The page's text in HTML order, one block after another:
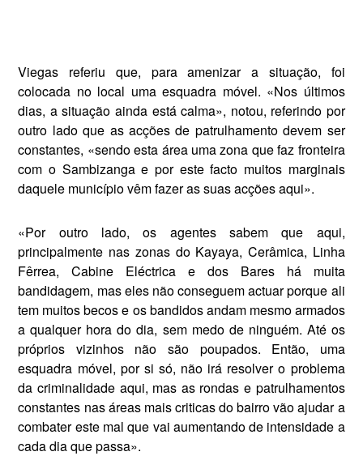
Viegas referiu que, para amenizar a situação, foi
colocada no local uma esquadra móvel. «Nos últimos
dias, a situação ainda está calma», notou, referindo por
outro lado que as acções de patrulhamento devem ser
constan­tes, «sendo esta área uma zona que faz fronteira
com o Sambizanga e por este facto muitos marginais
daquele município vêm fazer as suas acções aqui».
«Por outro lado, os agentes sabem que aqui,
principalmente nas zonas do Kayaya, Cerâmica, Linha
Fêrrea, Cabine Eléctrica e dos Bares há mui­ta
bandidagem, mas eles não conse­guem actuar porque ali
tem muitos becos e os bandidos andam mesmo armados
a qualquer hora do dia, sem medo de ninguém. Até os
próprios vi­zinhos não são poupados. Então, uma
esquadra móvel, por si só, não irá re­solver o problema
da criminalidade aqui, mas as rondas e patrulhamen­tos
constantes nas áreas mais criticas do bairro vão ajudar a
combater este mal que vai aumentando de intensi­dade a
cada dia que passa».